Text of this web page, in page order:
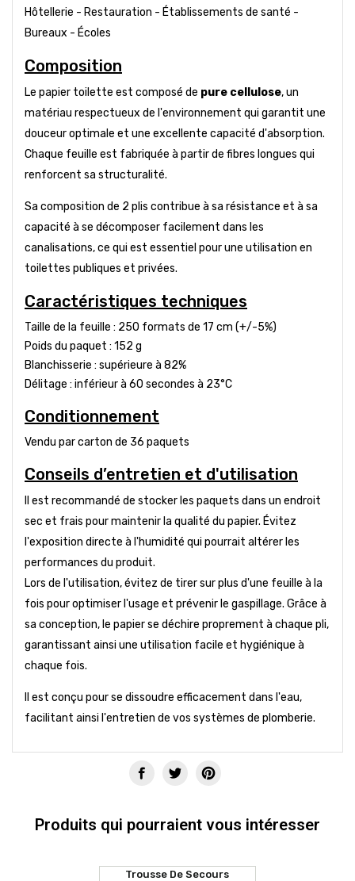
Hôtellerie - Restauration - Établissements de santé -
Bureaux - Écoles
Composition
Le papier toilette est composé de pure cellulose, un
matériau respectueux de l'environnement qui garantit une
douceur optimale et une excellente capacité d'absorption.
Chaque feuille est fabriquée à partir de fibres longues qui
renforcent sa structuralité.
Sa composition de 2 plis contribue à sa résistance et à sa
capacité à se décomposer facilement dans les
canalisations, ce qui est essentiel pour une utilisation en
toilettes publiques et privées.
Caractéristiques techniques
Taille de la feuille : 250 formats de 17 cm (+/-5%)
Poids du paquet : 152 g
Blanchisserie : supérieure à 82%
Délitage : inférieur à 60 secondes à 23°C
Conditionnement
Vendu par carton de 36 paquets
Conseils d’entretien et d'utilisation
Il est recommandé de stocker les paquets dans un endroit
sec et frais pour maintenir la qualité du papier. Évitez
l'exposition directe à l'humidité qui pourrait altérer les
performances du produit.
Lors de l'utilisation, évitez de tirer sur plus d'une feuille à la
fois pour optimiser l'usage et prévenir le gaspillage. Grâce à
sa conception, le papier se déchire proprement à chaque pli,
garantissant ainsi une utilisation facile et hygiénique à
chaque fois.
Il est conçu pour se dissoudre efficacement dans l'eau,
facilitant ainsi l'entretien de vos systèmes de plomberie.
Produits qui pourraient vous intéresser
Trousse De Secours